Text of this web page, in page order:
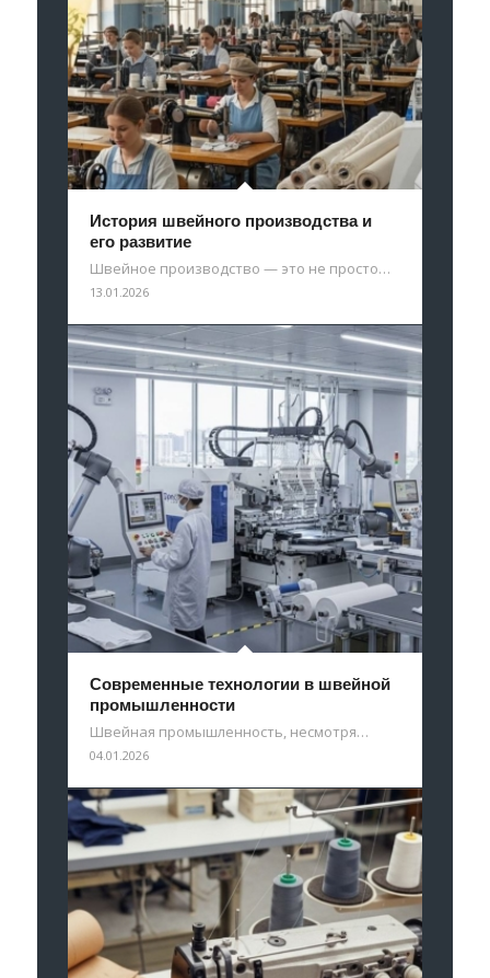
История швейного производства и
его развитие
Швейное производство — это не просто…
13.01.2026
Современные технологии в швейной
промышленности
Швейная промышленность, несмотря…
04.01.2026